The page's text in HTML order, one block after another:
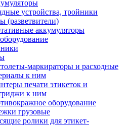
устройства, тройники
(разветвители)
аккумуляторы
маркираторы и расходные
к ним
печати этикеток и
к ним
оборудование
грузовые
ролики для этикет-